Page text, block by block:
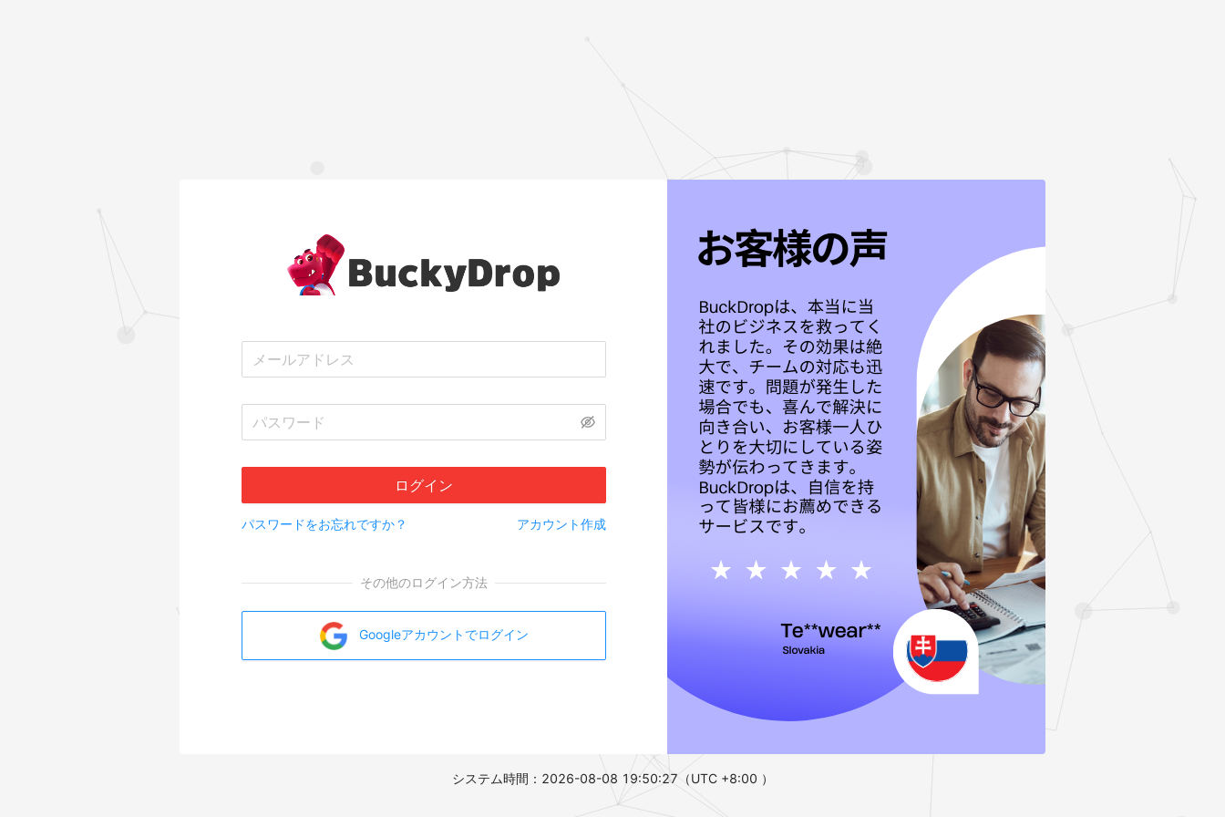
ログイン
パスワードをお忘れですか？ アカウント作成
その他のログイン方法
Googleアカウントでログイン
システム時間：2026-08-08 19:50:28 （UTC +8:00 ）